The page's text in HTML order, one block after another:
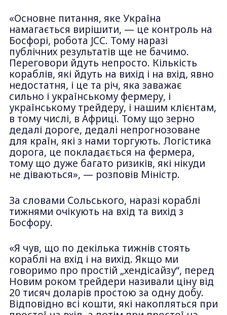
«Основне питання, яке Україна
намагається вирішити, — це контроль на
Босфорі, робота JCC. Тому наразі
публічних результатів ще не бачимо.
Переговори йдуть непросто. Кількість
кораблів, які йдуть на вихід і на вхід, явно
недостатня, і це та річ, яка заважає
сильно і українському фермеру, і
українському трейдеру, і нашим клієнтам,
в тому числі, в Африці. Тому що зерно
дедалі дороге, дедалі непрогнозоване
для країн, які з нами торгують. Логістика
дорога, це покладається на фермера,
тому що дуже багато ризиків, які нікуди
не діваються», — розповів Міністр.
За словами Сольського, наразі кораблі
тижнями очікують на вхід та вихід з
Босфору.
«Я чув, що по декілька тижнів стоять
кораблі на вхід і на вихід. Якщо ми
говоримо про простій „хендісайзу“, перед
Новим роком трейдери називали ціну від
20 тисяч доларів простою за одну добу.
Відповідно всі кошти, які накопляться при